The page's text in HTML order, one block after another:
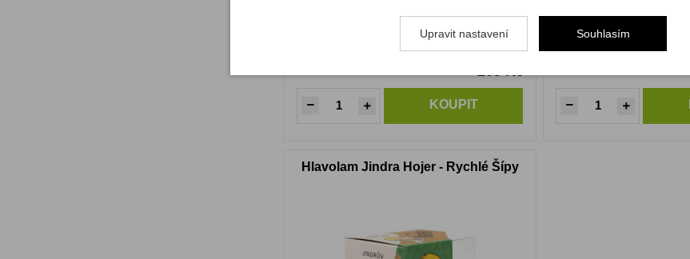
209 Kč
KOUPIT
Hlavolam Jindra Hojer - Rychlé Šípy
Upravit nastavení Souhlasím